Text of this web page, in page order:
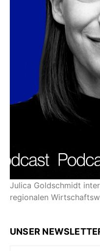
Julica Goldschmidt
regionalen
UNSER